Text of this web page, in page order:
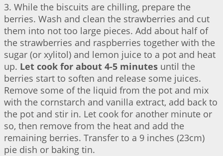
3. While the biscuits are chilling, prepare the
berries. Wash and clean the strawberries and cut
them into not too large pieces. Add about half of
the strawberries and raspberries together with the
sugar (or xylitol) and lemon juice to a pot and heat
up. Let cook for about 4-5 minutes until the
berries start to soften and release some juices.
Remove some of the liquid from the pot and mix
with the cornstarch and vanilla extract, add back to
the pot and stir in. Let cook for another minute or
so, then remove from the heat and add the
remaining berries. Transfer to a 9 inches (23cm)
pie dish or baking tin.